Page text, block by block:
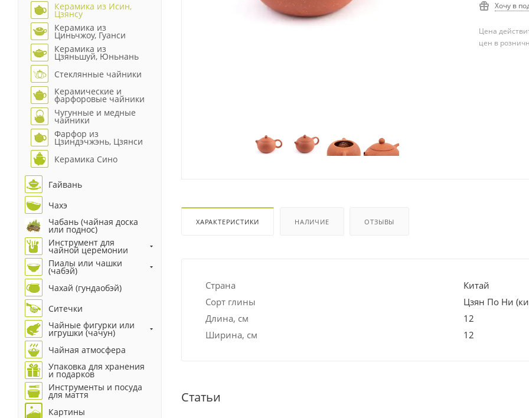
Хочу в
Цена
цен в
ХАРАКТЕРИСТИКИ НАЛИЧИЕ ОТЗЫВЫ
Страна
Китай
Сорт глины
Цзян По Ни
Длина, см
12
Ширина, см
12
Статьи
Керамика из Исин,
Цзянсу
Керамика из
Циньчжоу, Гуанси
Керамика из
Цзяньшуй, Юньнань
Стеклянные чайники
Керамические и
фарфоровые чайники
Чугунные и медные
чайники
Фарфор из
Цзиндэчжэнь, Цзянси
Керамика Сино
Гайвань
Чахэ
Чабань (чайная доска
или поднос)
Инструмент для
чайной церемонии
Пиалы или чашки
(чабэй)
Чахай (гундаобэй)
Ситечки
Чайные фигурки или
игрушки (чачун)
Чайная атмосфера
Упаковка для хранения
и подарков
Инструменты и посуда
для маття
Картины